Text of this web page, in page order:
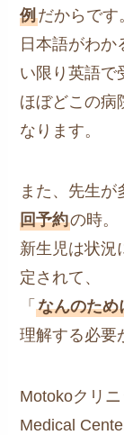
例だからです
日本語がわか
い限り英語で
ほぼどこの病
なります。
また、先生が
回予約の時。
新生児は状況
定されて、
「なんのため
理解する必要
Motokoクリ
Medical